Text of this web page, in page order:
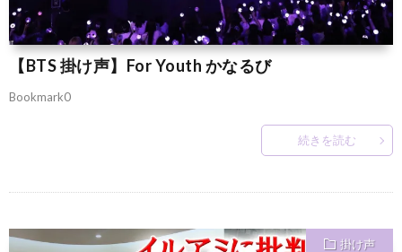
【BTS 掛け声】For Youth かなるび
Bookmark0
続きを読む
掛け声